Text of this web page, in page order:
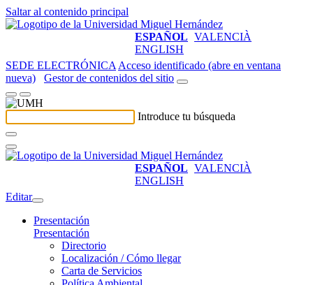
Saltar al contenido principal
ESPAÑOL VALENCIÀ
ENGLISH
SEDE ELECTRÓNICA Acceso identificado (abre en ventana
nueva)
Gestor de contenidos del sitio
Introduce tu búsqueda
ESPAÑOL VALENCIÀ
ENGLISH
Editar
Presentación
Presentación
Directorio
Localización / Cómo llegar
Carta de Servicios